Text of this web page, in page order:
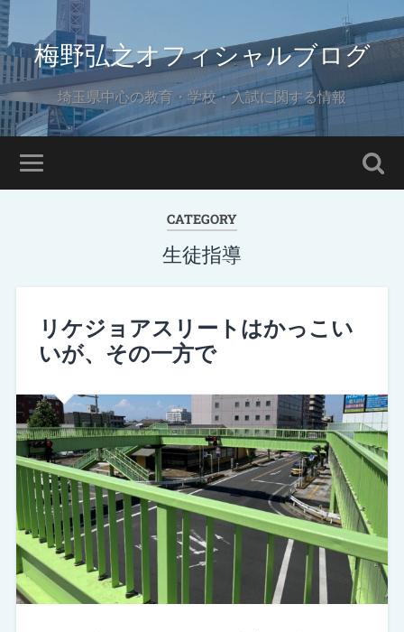
梅野弘之オフィシャルブログ
埼玉県中心の教育・学校・入試に関する情報
CATEGORY
生徒指導
リケジョアスリートはかっこい
いが、その一方で